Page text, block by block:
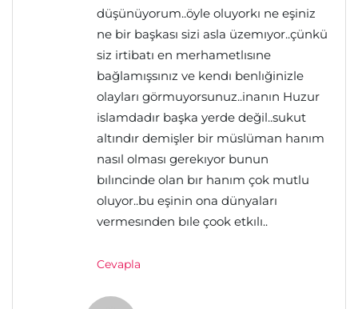
düşünüyorum..öyle oluyorkı ne eşiniz
ne bir başkası sizi asla üzemıyor..çünkü
siz irtibatı en merhametlısıne
bağlamışsınız ve kendı benlığinizle
olayları görmuyorsunuz..inanın Huzur
islamdadır başka yerde değil..sukut
altındır demişler bir müslüman hanım
nasıl olması gerekıyor bunun
bılıncinde olan bır hanım çok mutlu
oluyor..bu eşinin ona dünyaları
vermesınden bıle çook etkılı..
Cevapla